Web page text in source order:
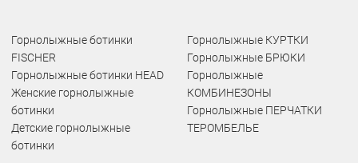
Горнолыжные ботинки
FISCHER
Горнолыжные ботинки HEAD
Женские горнолыжные
ботинки
Детские горнолыжные
ботинки
Горнолыжные КУРТКИ
Горнолыжные БРЮКИ
Горнолыжные
КОМБИНЕЗОНЫ
Горнолыжные ПЕРЧАТКИ
ТЕРОМБЕЛЬЕ